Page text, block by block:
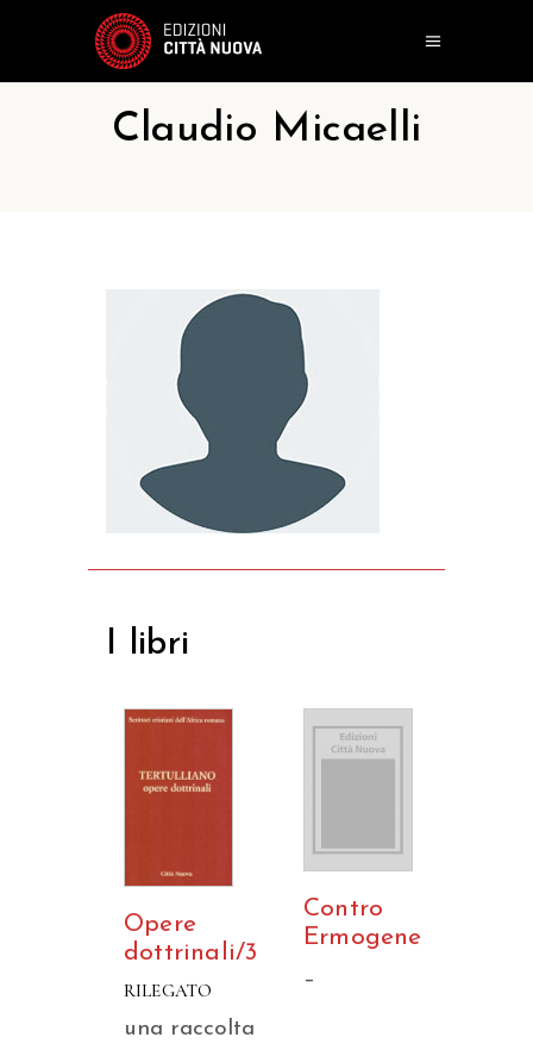
Claudio Micaelli
I libri
Opere
dottrinali/3
RILEGATO
una raccolta
Contro
Ermogene
–